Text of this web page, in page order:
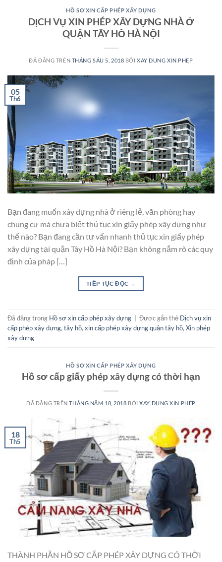
HỒ SƠ XIN CẤP PHÉP XÂY DỰNG
DỊCH VỤ XIN PHÉP XÂY DỰNG NHÀ Ở
QUẬN TÂY HỒ HÀ NỘI
ĐÃ ĐĂNG TRÊN THÁNG SÁU 5, 2018 BỞIXAY DUNG XIN PHEP
05
Th6
Bạn đang muốn xây dựng nhà ở riêng lẻ, văn phòng hay
chung cư mà chưa biết thủ tục xin giấy phép xây dựng như
thế nào? Bạn đang cần tư vấn nhanh thủ tục xin giấy phép
xây dựng tại quận Tây Hồ Hà Nội? Bạn không nắm rõ các quy
định của pháp […]
TIẾP TỤC ĐỌC →
Đã đăng trong Hồ sơ xin cấp phép xây dựng Được gắn thẻ Dịch vụ xin
cấp phép xây dựng, tây hồ, xin cấp phép xây dựng quận tây hồ, Xin phép
xây dựng
HỒ SƠ XIN CẤP PHÉP XÂY DỰNG
Hồ sơ cấp giấy phép xây dựng có thời hạn
ĐÃ ĐĂNG TRÊNTHÁNG NĂM 18, 2018 BỞIXAY DUNG XIN PHEP
18
Th5
THÀNH PHẦN HỒ SƠ CẤP PHÉP XÂY DỰNG CÓ THỜI